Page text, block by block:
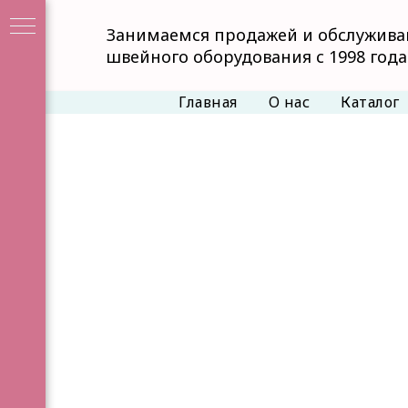
Занимаемся продажей и
швейного оборудования с 1998
Главная О нас Каталог